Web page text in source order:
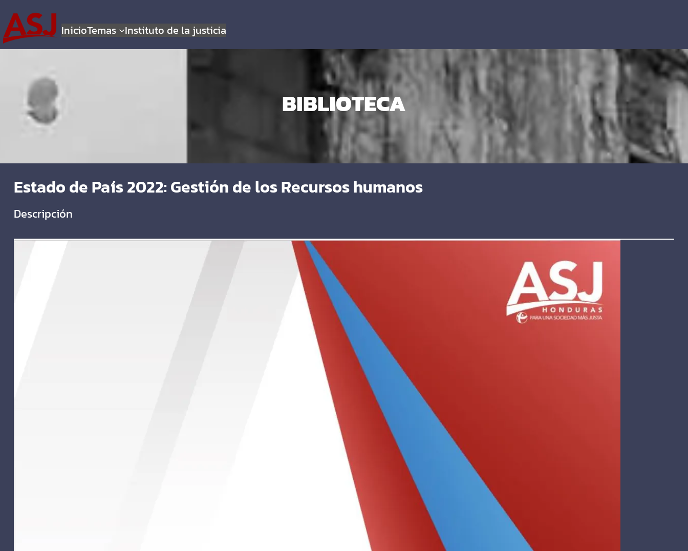
InicioTemas Instituto de la justicia
BIBLIOTECA
Estado de País 2022: Gestión de los Recursos humanos
Descripción